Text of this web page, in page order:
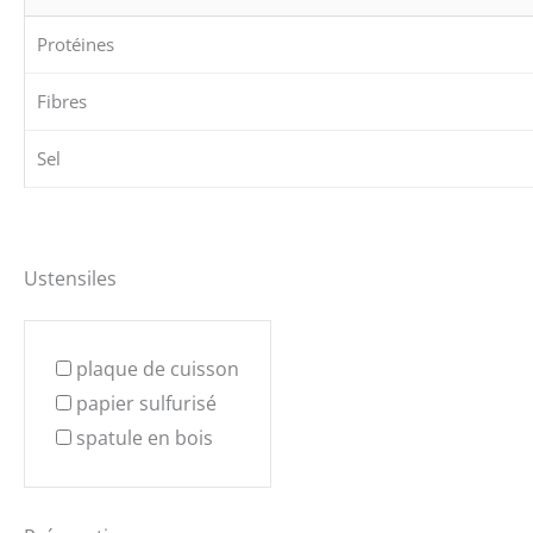
Protéines
Fibres
Sel
Ustensiles
plaque de cuisson
papier sulfurisé
spatule en bois